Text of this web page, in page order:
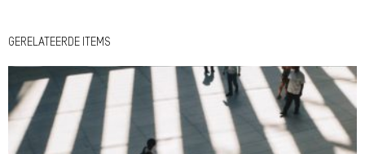
GERELATEERDE ITEMS